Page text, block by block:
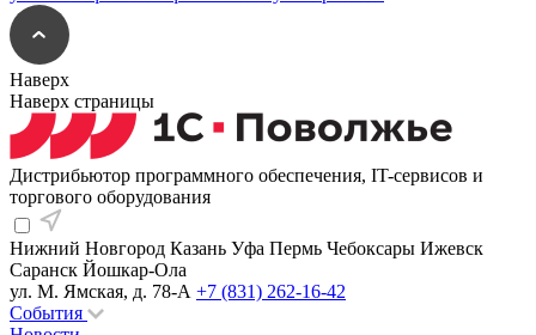
Наверх
Наверх страницы
Дистрибьютор программного обеспечения, IT-сервисов и
торгового оборудования
Нижний Новгород Казань Уфа Пермь Чебоксары Ижевск
Саранск Йошкар-Ола
ул. М. Ямская, д. 78-А +7 (831) 262-16-42
События